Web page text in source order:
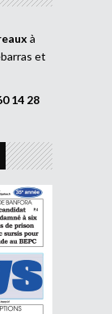
à
et
14 28